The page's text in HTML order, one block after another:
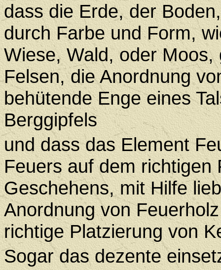
dass die Erde, der
durch Farbe und Form,
Wiese, Wald, oder
Felsen, die Anordnung
behütende Enge eines
Berggipfels
und dass das Element
Feuers auf dem richtigen
Geschehens, mit Hilfe
Anordnung von
richtige Platzierung von
Sogar das dezente